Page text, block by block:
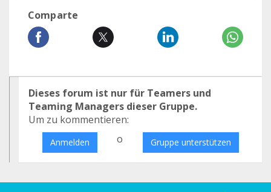
Comparte
Dieses forum ist nur für Teamers und
Teaming Managers dieser Gruppe.
Um zu kommentieren:
Anmelden o Gruppe unterstützen